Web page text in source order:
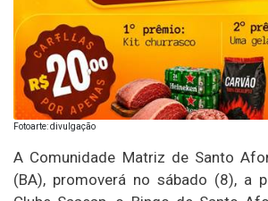
Fotoarte: divulgação
A Comunidade Matriz de Santo
(BA), promoverá no sábado (8), a